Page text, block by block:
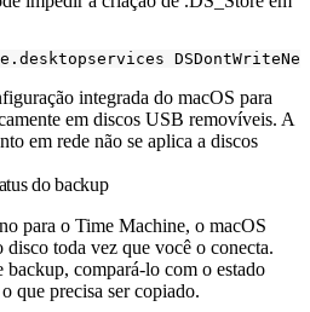
integrada do macOS para
em discos USB removíveis. A
em rede não se aplica a discos
do backup
para o Time Machine, o macOS
toda vez que você o conecta.
compará-lo com o estado
que precisa ser copiado.